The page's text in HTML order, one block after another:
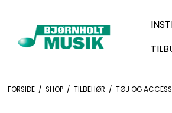
FORSIDE / SHOP / TILBEHØR / TØJ OG